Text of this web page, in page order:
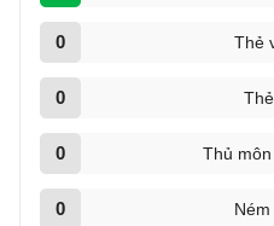
0 Thẻ
0
0 Thủ
0